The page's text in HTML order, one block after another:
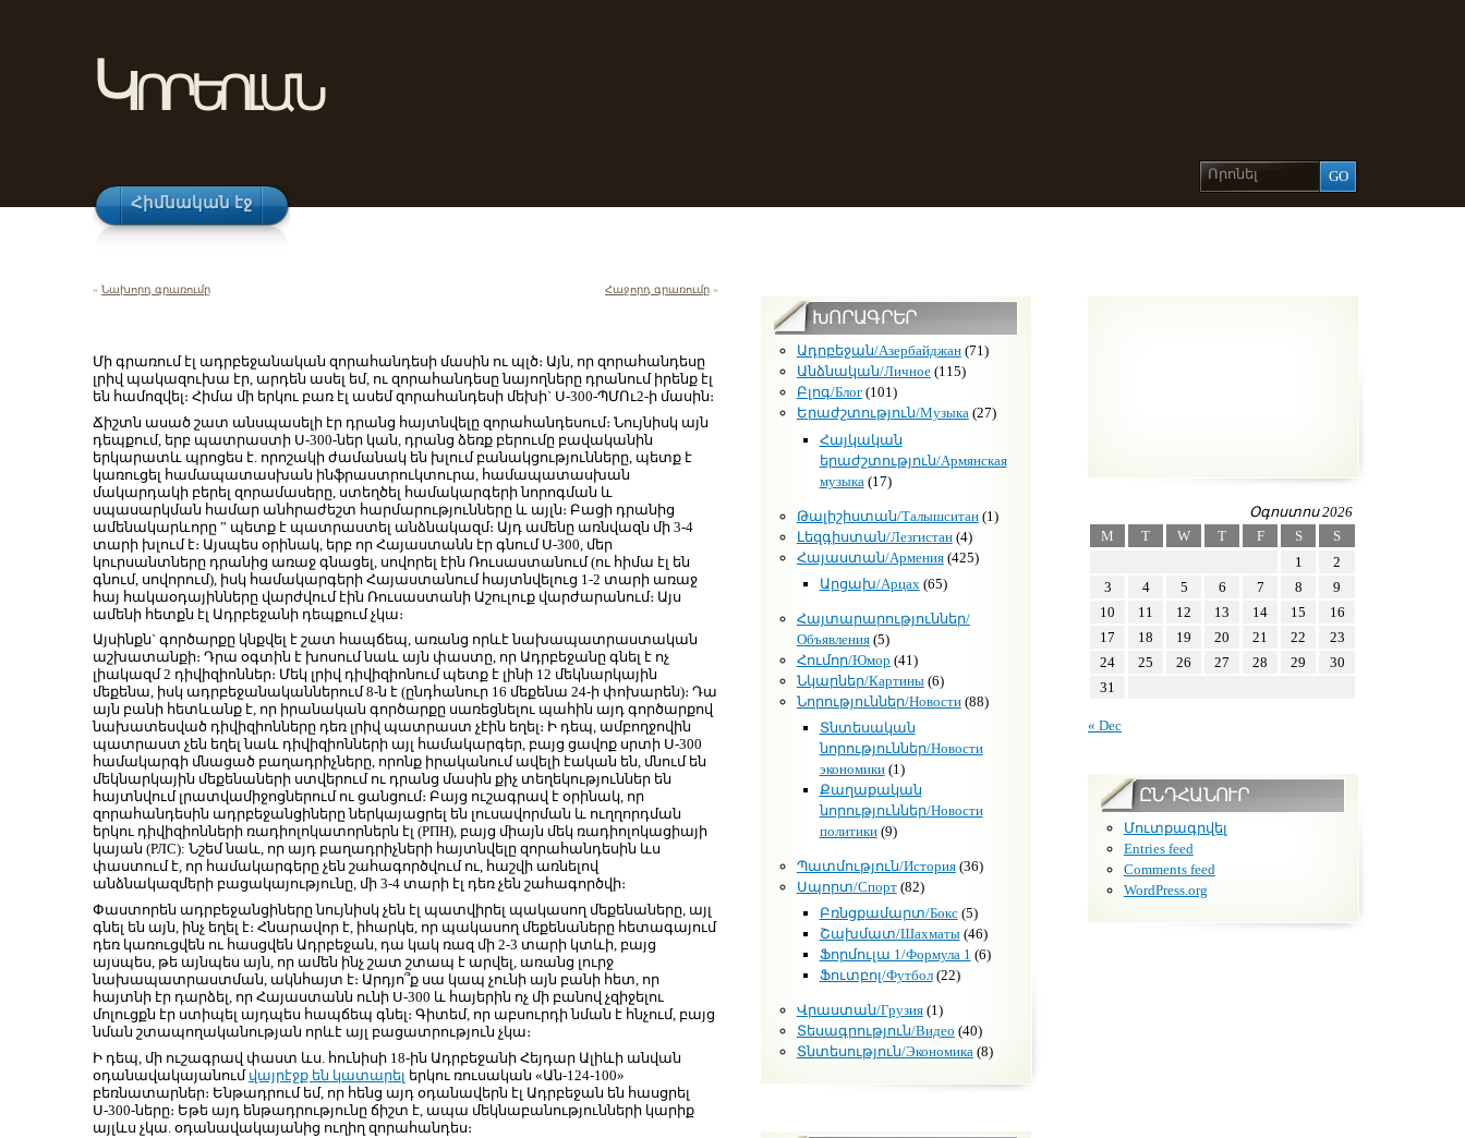
Կորեոլան
Հիմնական էջ
« Նախորդ գրառումը Հաջորդ գրառումը »
Մի գրառում էլ ադրբեջանական զորահանդեսի մասին ու պլծ։ Այն, որ զորահանդեսը
լրիվ պակազուխա էր, արդեն ասել եմ, ու զորահանդեսը նայողները դրանում իրենք էլ
են համոզվել։ Հիմա մի երկու բառ էլ ասեմ զորահանդեսի մեխի` Ս-300-ՊՄՈւ2-ի մասին։
Ճիշտն ասած շատ անսպասելի էր դրանց հայտնվելը զորահանդեսում։ Նույնիսկ այն
դեպքում, երբ պատրաստի Ս-300-ներ կան, դրանց ձեռք բերումը բավականին
երկարատև պրոցես է. որոշակի ժամանակ են խլում բանակցությունները, պետք է
կառուցել համապատասխան ինֆրաստրուկտուրա, համապատասխան
մակարդակի բերել զորամասերը, ստեղծել համակարգերի նորոգման և
սպասարկման համար անհրաժեշտ հարմարությունները և այլն։ Բացի դրանից
ամենակարևորը ” պետք է պատրաստել անձնակազմ։ Այդ ամենը առնվազն մի 3-4
տարի խլում է։ Այսպես օրինակ, երբ որ Հայաստանն էր գնում Ս-300, մեր
կուրսանտները դրանից առաջ գնացել, սովորել էին Ռուսաստանում (ու հիմա էլ են
գնում, սովորում), իսկ համակարգերի Հայաստանում հայտնվելուց 1-2 տարի առաջ
հայ հակաօդայինները վարժվում էին Ռուսաստանի Աշուլուք վարժարանում։ Այս
ամենի հետքն էլ Ադրբեջանի դեպքում չկա։
Այսինքն` գործարքը կնքվել է շատ հապճեպ, առանց որևէ նախապատրաստական
աշխատանքի։ Դրա օգտին է խոսում նաև այն փաստը, որ Ադրբեջանը գնել է ոչ
լիակազմ 2 դիվիզիոններ։ Մեկ լրիվ դիվիզիոնում պետք է լինի 12 մեկնարկային
մեքենա, իսկ ադրբեջանականներում 8-ն է (ընդհանուր 16 մեքենա 24-ի փոխարեն)։ Դա
այն բանի հետևանք է, որ իրանական գործարքը սառեցնելու պահին այդ գործարքով
նախատեսված դիվիզիոնները դեռ լրիվ պատրաստ չէին եղել։ Ի դեպ, ամբողջովին
պատրաստ չեն եղել նաև դիվիզիոնների այլ համակարգեր, բայց ցավոք սրտի Ս-300
համակարգի մնացած բաղադրիչները, որոնք իրականում ավելի էական են, մնում են
մեկնարկային մեքենաների ստվերում ու դրանց մասին քիչ տեղեկություններ են
հայտնվում լրատվամիջոցներում ու ցանցում։ Բայց ուշագրավ է օրինակ, որ
զորահանդեսին ադրբեջանցիները ներկայացրել են լուսավորման և ուղղորդման
երկու դիվիզիոնների ռադիոլոկատորներն էլ (РПН), բայց միայն մեկ ռադիոլոկացիայի
կայան (РЛС): Նշեմ նաև, որ այդ բաղադրիչների հայտնվելը զորահանդեսին ևս
փաստում է, որ համակարգերը չեն շահագործվում ու, հաշվի առնելով
անձնակազմերի բացակայությունը, մի 3-4 տարի էլ դեռ չեն շահագործվի։
Փաստորեն ադրբեջանցիները նույնիսկ չեն էլ պատվիրել պակասող մեքենաները, այլ
գնել են այն, ինչ եղել է։ Հնարավոր է, իհարկե, որ պակասող մեքենաները հետագայում
դեռ կառուցվեն ու հասցվեն Ադրբեջան, դա կակ ռազ մի 2-3 տարի կտևի, բայց
այսպես, թե այնպես այն, որ ամեն ինչ շատ շտապ է արվել, առանց լուրջ
նախապատրաստման, ակնհայտ է։ Արդյո՞ք սա կապ չունի այն բանի հետ, որ
հայտնի էր դարձել, որ Հայաստանն ունի Ս-300 և հայերին ոչ մի բանով չզիջելու
մոլուցքն էր ստիպել այդպես հապճեպ գնել։ Գիտեմ, որ աբսուրդի նման է հնչում, բայց
նման շտապողականության որևէ այլ բացատրություն չկա։
Ի դեպ, մի ուշագրավ փաստ ևս. հունիսի 18-ին Ադրբեջանի Հեյդար Ալիևի անվան
օդանավակայանում վայրէջք են կատարել երկու ռուսական «Ան-124-100»
բեռնատարներ։ Ենթադրում եմ, որ հենց այդ օդանավերն էլ Ադրբեջան են հասցրել
Ս-300-ները։ Եթե այդ ենթադրությունը ճիշտ է, ապա մեկնաբանությունների կարիք
այլևս չկա. օդանավակայանից ուղիղ զորահանդես։
ԽՈՐԱԳՐԵՐ
Ադրբեջան/Азербайджан(71)
Անձնական/Личное(115)
Բլոգ/Блог(101)
Երաժշտություն/Музыка(27)
Հայկական
երաժշտություն/Армянская
музыка (17)
Թալիշիստան/Талышситан(1)
Լեզգիստան/Лезгистан(4)
Հայաստան/Армения(425)
Արցախ/Арцах (65)
Հայտարարություններ/
Объявления(5)
Հումոր/Юмор (41)
Նկարներ/Картины(6)
Նորություններ/Новости(88)
Տնտեսական
նորություններ/Новости
экономики(1)
Քաղաքական
նորություններ/Новости
политики(9)
Պատմություն/История(36)
Սպորտ/Спорт(82)
Բռնցքամարտ/Бокс(5)
Շախմատ/Шахматы(46)
Ֆորմուլա 1/Формула 1 (6)
Ֆուտբոլ/Футбол(22)
Վրաստան/Грузия(1)
Տեսագրություն/Видео (40)
Տնտեսություն/Экономика(8)
Օգոստոս 2026
M
T W T F S
S
1
2
3
4 5 6 7 8
9
10
11 12 13 14 15
16
17
18 19 20 21 22
23
24
25 26 27 28 29
30
31
« Dec
ԸՆԴՀԱՆՈՒՐ
Մուտքագրվել
Entries feed
Comments feed
WordPress.org